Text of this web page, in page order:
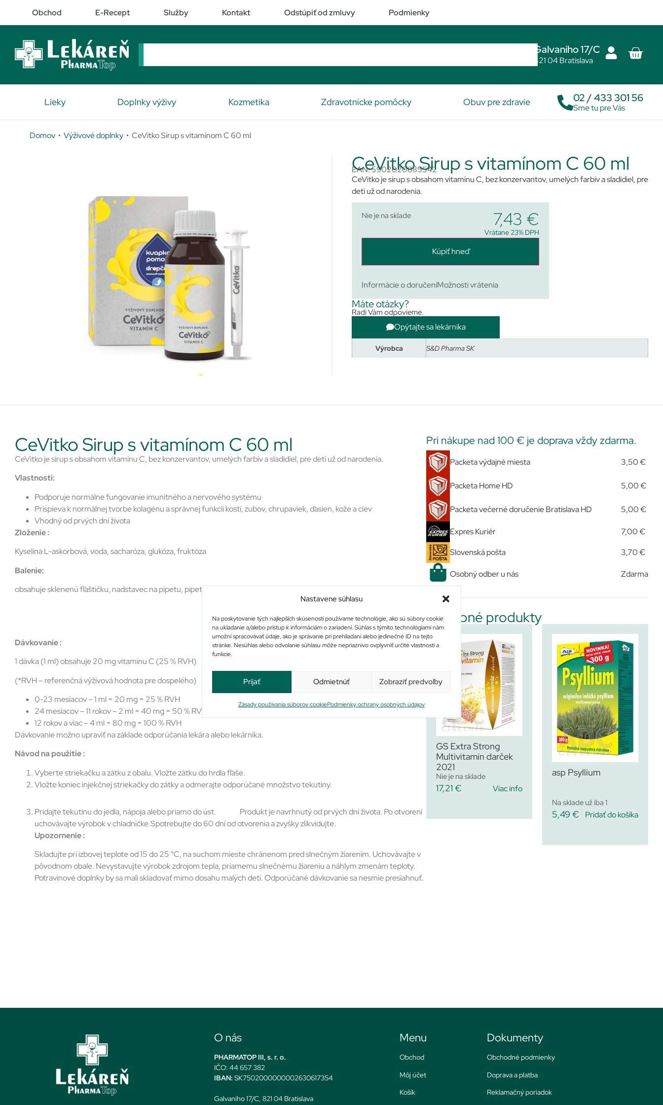
Nastavene súhlasu
Na poskytovanie tých najlepších skúseností používame technológie, ako sú súbory cookie
na ukladanie a/alebo prístup k informáciám o zariadení. Súhlas s týmito technológiami nám
umožní spracovávať údaje, ako je správanie pri prehliadaní alebo jedinečné ID na tejto
stránke. Nesúhlas alebo odvolanie súhlasu môže nepriaznivo ovplyvniť určité vlastnosti a
funkcie.
Prijať Odmietnúť Zobraziť predvoľby
Zásady používania súborov cookiePodmienky ochrany osobných údajov
Obchod E-Recept Služby Kontakt Odstúpiť od zmluvy Podmienky
Galvaniho 17/C
821 04 Bratislava
Lieky Doplnky výživy Kozmetika Zdravotnícke pomôcky Obuv pre zdravie 02 / 433 301 56
Sme tu pre Vás
Domov • Výživové doplnky • CeVitko Sirup s vitamínom C 60 ml
CeVitko Sirup s vitamínom C 60 ml
EAN: 5902020885542
CeVitko je sirup s obsahom vitamínu C, bez konzervantov, umelých farbív a sladidiel, pre
deti už od narodenia.
Nie je na sklade 7,43 €
Vrátane 23% DPH
Kúpiť hneď
Informácie o doručeníMožnosti vrátenia
Máte otázky?
Radi Vám odpovieme.
Opýtajte sa lekárnika
Výrobca S&D Pharma SK
CeVitko Sirup s vitamínom C 60 ml
CeVitko je sirup s obsahom vitamínu C, bez konzervantov, umelých farbív a sladidiel, pre deti už od narodenia.
Vlastnosti:
Podporuje normálne fungovanie imunitného a nervového systému
Prispieva k normálnej tvorbe kolagénu a správnej funkcii kostí, zubov, chrupaviek, ďasien, kože a ciev
Vhodný od prvých dní života
Zloženie :
Kyselina L-askorbová, voda, sacharóza, glukóza, fruktóza
Balenie:
obsahuje sklenenú fľaštičku, nadstavec na pipetu, pipetu a príbalový leták
Dávkovanie :
1 dávka (1 ml) obsahuje 20 mg vitamínu C (25 % RVH)
(*RVH – referenčná výživová hodnota pre dospelého)
0-23 mesiacov – 1 ml = 20 mg = 25 % RVH
24 mesiacov – 11 rokov – 2 ml = 40 mg = 50 % RVH
12 rokov a viac – 4 ml = 80 mg = 100 % RVH
Dávkovanie možno upraviť na základe odporúčania lekára alebo lekárnika.
Návod na použitie :
Vyberte striekačku a zátku z obalu. Vložte zátku do hrdla fľaše.
Vložte koniec injekčnej striekačky do zátky a odmerajte odporúčané množstvo tekutiny.
Pridajte tekutinu do jedla, nápoja alebo priamo do úst.
Produkt je navrhnutý od prvých dní života. Po otvorení
uchovávajte výrobok v chladničke.Spotrebujte do 60 dní od otvorenia a zvyšky zlikvidujte.
Upozornenie :
Skladujte pri izbovej teplote od 15 do 25 °C, na suchom mieste chránenom pred slnečným žiarením. Uchovávajte v
pôvodnom obale. Nevystavujte výrobok zdrojom tepla, priamemu slnečnému žiareniu a náhlym zmenám teploty.
Potravinové doplnky by sa mali skladovať mimo dosahu malých detí. Odporúčané dávkovanie sa nesmie presiahnuť.
Pri nákupe nad 100 € je doprava vždy zdarma.
Packeta výdajné miesta 3,50 €
Packeta Home HD 5,00 €
Packeta večerné doručenie Bratislava HD 5,00 €
Expres Kuriér 7,00 €
Slovenská pošta 3,70 €
Osobný odber u nás Zdarma
Podobné produkty
GS Extra Strong
Multivitamín darček
2021
Nie je na sklade
17,21 € Viac info
asp Psyllium
Na sklade už iba 1
5,49 € Pridať do košíka
O nás
PHARMATOP III, s. r. o.
IČO: 44 657 382
IBAN: SK7502000000002630617354
Galvaniho 17/C, 821 04 Bratislava
Menu
Obchod
Môj účet
Košík
Dokumenty
Obchodné podmienky
Doprava a platba
Reklamačný poriadok